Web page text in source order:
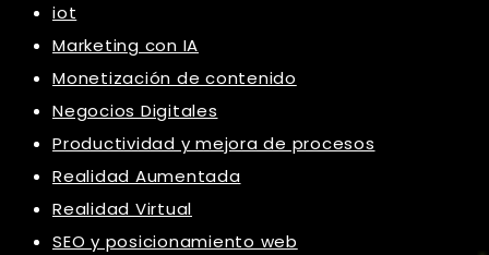
iot
Marketing con IA
Monetización de contenido
Negocios Digitales
Productividad y mejora de procesos
Realidad Aumentada
Realidad Virtual
SEO y posicionamiento web